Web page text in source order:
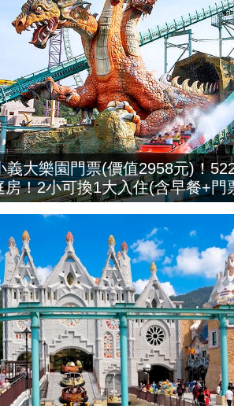
大樂園門票(價值2958元)！
房！2小可換1大入住(含早餐+門